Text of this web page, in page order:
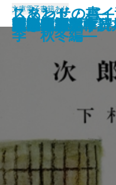
風の盆恋歌
友達・棒にな
しあわせの書
ジーの心霊術―
姥ときめき
映画を見ると
明暗
次郎物語〔上〕
次郎物語〔中〕
罪と罰〔上〕
罪と罰〔下〕
文庫電子書籍あり
次郎物語〔下〕
光抱く友よ
荻窪風土記
風の王国
自家製 文章読
勇者は語らず
スタンド・バ
季 秋冬編―
広き迷路
村上朝日堂
刺客 用心棒日